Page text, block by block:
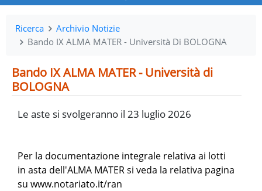
Ricerca
Archivio Notizie
Bando IX ALMA MATER - Università Di BOLOGNA
Bando IX ALMA MATER - Università di
BOLOGNA
Le aste si svolgeranno il 23 luglio 2026
Per la documentazione integrale relativa ai lotti
in asta dell'ALMA MATER si veda la relativa pagina
su www.notariato.it/ran